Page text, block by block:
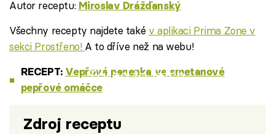
Autor receptu: Miroslav Drážďanský
Všechny recepty najdete také v aplikaci Prima Zone v
sekci Prostřeno! A to dříve než na webu!
Failed to fetch
RECEPT: Vepřová panenka ve smetanové
pepřové omáčce
Zdroj receptu